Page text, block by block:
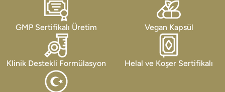
GMP Sertifikalı Üretim Vegan Kapsül
Klinik Destekli Formülasyon Helal ve Koşer Sertifikalı